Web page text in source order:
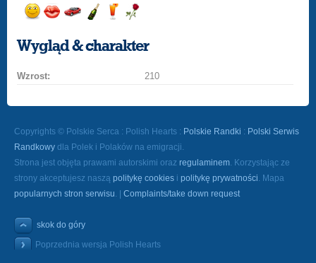
uśmiech
buziakasamochodem
szampana
drinka
różę
Wygląd & charakter
Wzrost: 210
Copyrights © Polskie Serca : Polish Hearts : Polskie Randki : Polski Serwis
Randkowy dla Polek i Polaków na emigracji.
Strona jest objęta prawami autorskimi oraz regulaminem. Korzystając ze
strony akceptujesz naszą politykę cookies i politykę prywatności. Mapa
popularnych stron serwisu. | Complaints/take down request
skok do góry
Poprzednia wersja Polish Hearts